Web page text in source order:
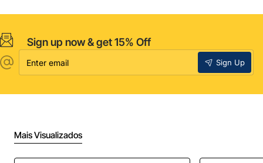
Sign up now & get 15% Off
email
Sign Up
Mais Visualizados